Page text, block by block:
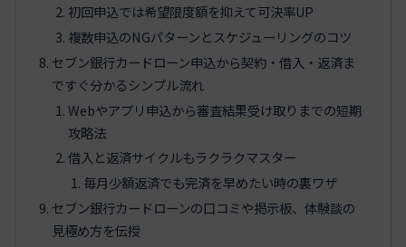
初回申込では希望限度額を抑えて可決率UP
複数申込のNGパターンとスケジューリングのコツ
セブン銀行カードローン申込から契約・借入・返済ま
ですぐ分かるシンプル流れ
Webやアプリ申込から審査結果受け取りまでの短期
攻略法
借入と返済サイクルもラクラクマスター
毎月少額返済でも完済を早めたい時の裏ワザ
セブン銀行カードローンの口コミや掲示板、体験談の
見極め方を伝授